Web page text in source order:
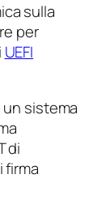
sulla
per
UEFI
sistema
di
firma